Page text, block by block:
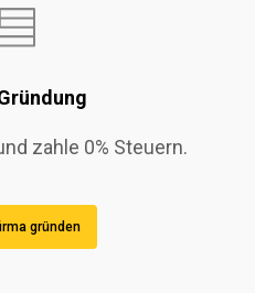
zahle 0% Steuern.
gründen